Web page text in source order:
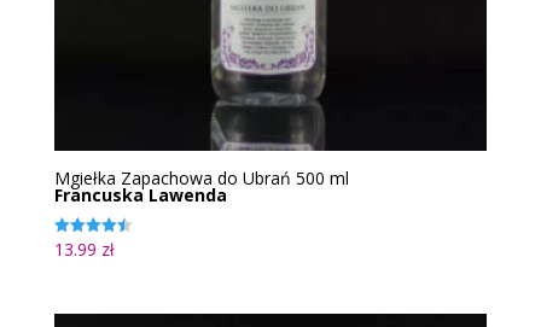
Mgiełka Zapachowa do Ubrań 500 ml
Francuska Lawenda
Oceniono
4.50
13.99 zł